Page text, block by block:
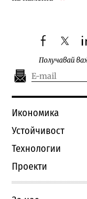
facebooktwitter
Получавай
Икономика
Устойчивост
Технологии
Проекти